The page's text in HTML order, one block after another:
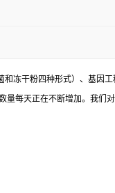
冻干粉四种形式）、基因
每天正在不断增加。我们